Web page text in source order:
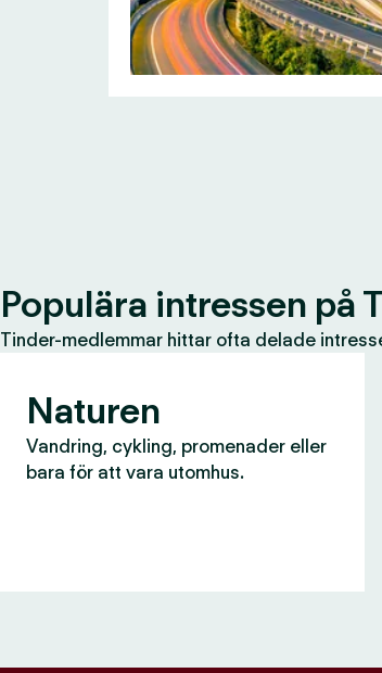
Populära intressen på
Tinder-medlemmar hittar ofta delade
Naturen
Vandring, cykling, promenader eller
bara för att vara utomhus.